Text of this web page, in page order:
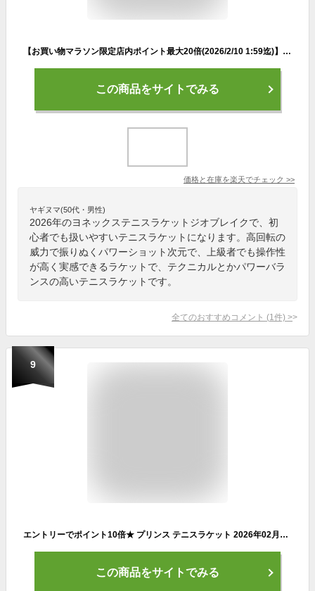
【お買い物マラソン限定店内ポイント最大20倍(2026/2/10 1:59迄)】 お買い得スペシャルプライス ヨネックス 軟式テニスラケット ジオブレイク 80V ソフトテニス GEO80V フレームのみ
この商品をサイトでみる
価格と在庫を楽天でチェック >>
ヤギヌマ(50代・男性)
2026年のヨネックステニスラケットジオブレイクで、初
心者でも扱いやすいテニスラケットになります。高回転の
威力で振りぬくパワーショット次元で、上級者でも操作性
が高く実感できるラケットで、テクニカルとかパワーバラ
ンスの高いテニスラケットです。
全てのおすすめコメント (1 件) >
9
エントリーでポイント10倍★ プリンス テニスラケット 2026年02月中旬【予約】ファントムグラファイト100XS PHANTOM GRAPHITE 100XS 300g 7TJ249
この商品をサイトでみる